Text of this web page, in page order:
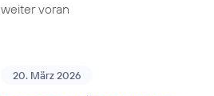
weiter voran
20. März 2026